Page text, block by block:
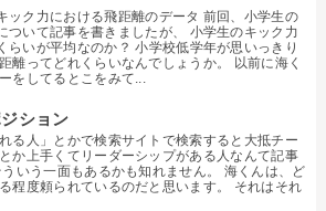
ック力における飛距離のデータ 前回、小学生の
ついて記事を書きましたが、 小学生のキック力
らいが平均なのか？ 小学校低学年が思いっきり
離ってどれくらいなんでしょうか。 以前に海く
をしてるとこをみて...
ション
る人」とかで検索サイトで検索すると大抵チー
か上手くてリーダーシップがある人なんて記事
いう一面もあるかも知れません。 海くんは、ど
程度頼られているのだと思います。 それはそれ